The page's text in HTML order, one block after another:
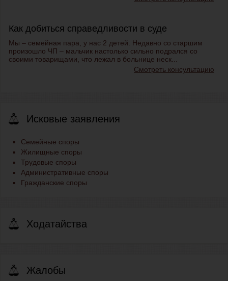
Как добиться справедливости в суде
Мы – семейная пара, у нас 2 детей. Недавно со старшим
произошло ЧП – мальчик настолько сильно подрался со
своими товарищами, что лежал в больнице неск...
Смотреть консультацию
Исковые заявления
Семейные споры
Жилищные споры
Трудовые споры
Административные споры
Гражданские споры
Ходатайства
Жалобы